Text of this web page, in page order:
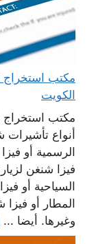
الكويت
مكتب استخراج
أنواع
الرسمية أو
فيزا شنغن
السياحية أو
المطار أو
وغيرها. أيضا ...